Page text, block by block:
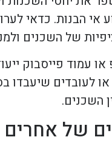
אי הבנות. כדאי
של השכנים
עמוד פייסבוק
לעובדים שיעבדו
השכנים.
של אחרים